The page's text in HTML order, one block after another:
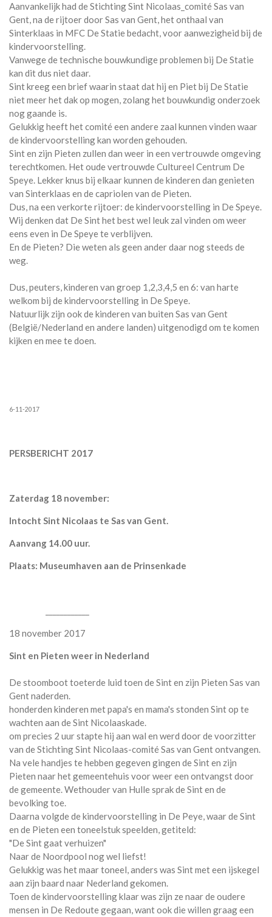
Aanvankelijk had de Stichting Sint Nicolaas_comité Sas van
Gent, na de rijtoer door Sas van Gent, het onthaal van
Sinterklaas in MFC De Statie bedacht, voor aanwezigheid bij de
kindervoorstelling.
Vanwege de technische bouwkundige problemen bij De Statie
kan dit dus niet daar.
Sint kreeg een brief waarin staat dat hij en Piet bij De Statie
niet meer het dak op mogen, zolang het bouwkundig onderzoek
nog gaande is.
Gelukkig heeft het comité een andere zaal kunnen vinden waar
de kindervoorstelling kan worden gehouden.
Sint en zijn Pieten zullen dan weer in een vertrouwde omgeving
terechtkomen. Het oude vertrouwde Cultureel Centrum De
Speye. Lekker knus bij elkaar kunnen de kinderen dan genieten
van Sinterklaas en de capriolen van de Pieten.
Dus, na een verkorte rijtoer: de kindervoorstelling in De Speye.
Wij denken dat De Sint het best wel leuk zal vinden om weer
eens even in De Speye te verblijven.
En de Pieten? Die weten als geen ander daar nog steeds de
weg.
Dus, peuters, kinderen van groep 1,2,3,4,5 en 6: van harte
welkom bij de kindervoorstelling in De Speye.
Natuurlijk zijn ook de kinderen van buiten Sas van Gent
(België/Nederland en andere landen) uitgenodigd om te komen
kijken en mee te doen.
6-11-2017
PERSBERICHT 2017
Zaterdag 18 november:
Intocht Sint Nicolaas te Sas van Gent.
Aanvang 14.00 uur.
Plaats: Museumhaven aan de Prinsenkade
18 november 2017
Sint en Pieten weer in Nederland
De stoomboot toeterde luid toen de Sint en zijn Pieten Sas van
Gent naderden.
honderden kinderen met papa's en mama's stonden Sint op te
wachten aan de Sint Nicolaaskade.
om precies 2 uur stapte hij aan wal en werd door de voorzitter
van de Stichting Sint Nicolaas-comité Sas van Gent ontvangen.
Na vele handjes te hebben gegeven gingen de Sint en zijn
Pieten naar het gemeentehuis voor weer een ontvangst door
de gemeente. Wethouder van Hulle sprak de Sint en de
bevolking toe.
Daarna volgde de kindervoorstelling in De Peye, waar de Sint
en de Pieten een toneelstuk speelden, getiteld:
"De Sint gaat verhuizen"
Naar de Noordpool nog wel liefst!
Gelukkig was het maar toneel, anders was Sint met een ijskegel
aan zijn baard naar Nederland gekomen.
Toen de kindervoorstelling klaar was zijn ze naar de oudere
mensen in De Redoute gegaan, want ook die willen graag een